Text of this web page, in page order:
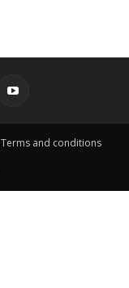
Terms and conditions